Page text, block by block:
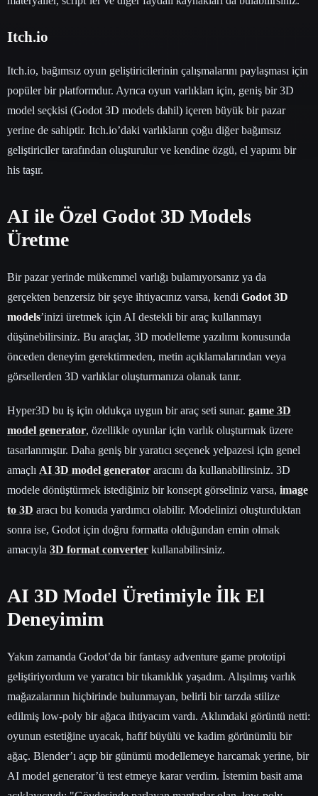
Itch.io
Itch.io, bağımsız oyun geliştiricilerinin çalışmalarını paylaşması için
popüler bir platformdur. Ayrıca oyun varlıkları için, geniş bir 3D
model seçkisi (Godot 3D models dahil) içeren büyük bir pazar
yerine de sahiptir. Itch.io’daki varlıkların çoğu diğer bağımsız
geliştiriciler tarafından oluşturulur ve kendine özgü, el yapımı bir
his taşır.
AI ile Özel Godot 3D Models
Üretme
Bir pazar yerinde mükemmel varlığı bulamıyorsanız ya da
gerçekten benzersiz bir şeye ihtiyacınız varsa, kendi Godot 3D
models’inizi üretmek için AI destekli bir araç kullanmayı
düşünebilirsiniz. Bu araçlar, 3D modelleme yazılımı konusunda
önceden deneyim gerektirmeden, metin açıklamalarından veya
görsellerden 3D varlıklar oluşturmanıza olanak tanır.
Hyper3D bu iş için oldukça uygun bir araç seti sunar. game 3D
model generator, özellikle oyunlar için varlık oluşturmak üzere
tasarlanmıştır. Daha geniş bir yaratıcı seçenek yelpazesi için genel
amaçlı AI 3D model generator aracını da kullanabilirsiniz. 3D
modele dönüştürmek istediğiniz bir konsept görseliniz varsa, image
to 3D aracı bu konuda yardımcı olabilir. Modelinizi oluşturduktan
sonra ise, Godot için doğru formatta olduğundan emin olmak
amacıyla 3D format converter kullanabilirsiniz.
AI 3D Model Üretimiyle İlk El
Deneyimim
Yakın zamanda Godot’da bir fantasy adventure game prototipi
geliştiriyordum ve yaratıcı bir tıkanıklık yaşadım. Alışılmış varlık
mağazalarının hiçbirinde bulunmayan, belirli bir tarzda stilize
edilmiş low-poly bir ağaca ihtiyacım vardı. Aklımdaki görüntü netti:
oyunun estetiğine uyacak, hafif büyülü ve kadim görünümlü bir
ağaç. Blender’ı açıp bir günümü modellemeye harcamak yerine, bir
AI model generator’ü test etmeye karar verdim. İstemim basit ama